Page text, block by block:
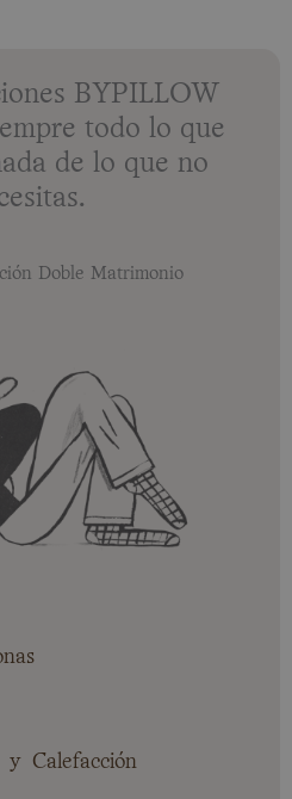
BYPILLOW
todo lo que
de lo que no
Doble Matrimonio
y Calefacción